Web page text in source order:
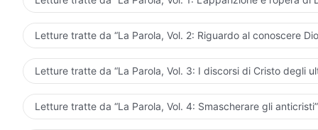
Io riverso infinite lodi sulla giusta indole di Dio
Mi rallegro e salto per la Sua saggezza e onnipotenza.
Non posso amar abbastanza l'umiltà e il
Incapace di ripagar il Suo amore, il mio cuore prova
Sono una persona con cuore e spirito, perché non
Letture tratte da “La Parola, Vol. 2: Riguardo al conoscere
Letture tratte da “La Parola, Vol. 3: I discorsi di Cristo degli
Letture tratte da “La Parola, Vol. 4: Smascherare gli anticristi”